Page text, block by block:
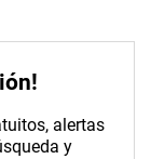
alertas
y